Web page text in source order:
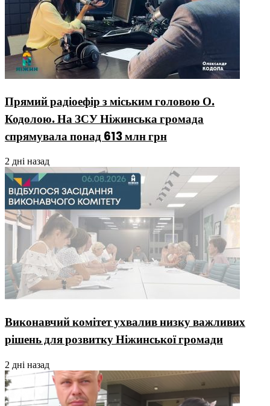
Прямий радіоефір з міським головою О.
Кодолою. На ЗСУ Ніжинська громада
спрямувала понад 613 млн грн
2 дні назад
Виконавчий комітет ухвалив низку важливих
рішень для розвитку Ніжинської громади
2 дні назад